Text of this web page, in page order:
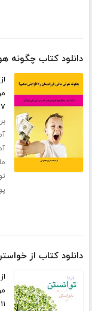
دانلود کتاب چگونه
۱۷
دانلود کتاب از
۱۱۱